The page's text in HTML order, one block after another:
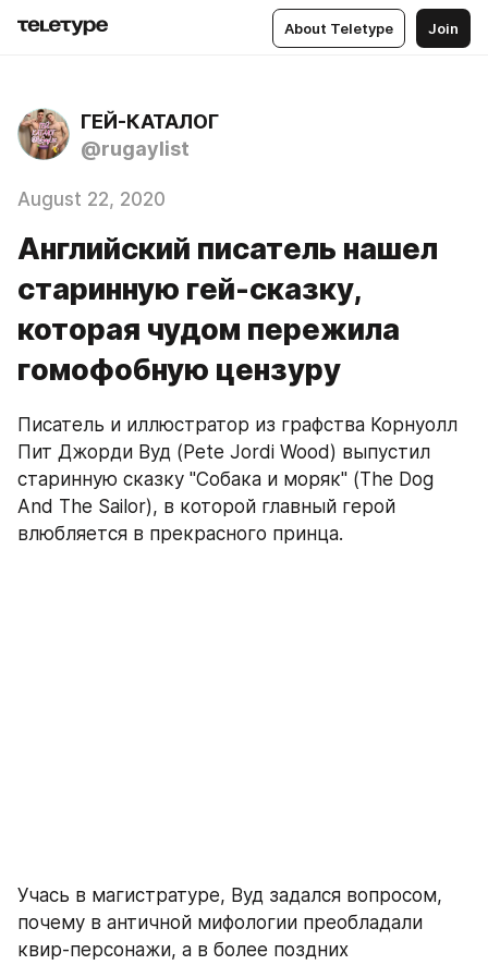
About Teletype Join
ГЕЙ-КАТАЛОГ
@rugaylist
August 22, 2020
Английский писатель нашел
старинную гей-сказку,
которая чудом пережила
гомофобную цензуру
Писатель и иллюстратор из графства Корнуолл
Пит Джорди Вуд (Pete Jordi Wood) выпустил
старинную сказку "Собака и моряк" (The Dog
And The Sailor), в которой главный герой
влюбляется в прекрасного принца.
Учась в магистратуре, Вуд задался вопросом,
почему в античной мифологии преобладали
квир-персонажи, а в более поздних